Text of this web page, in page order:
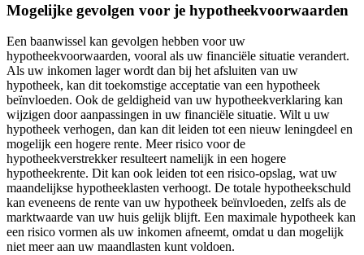
Mogelijke gevolgen voor je hypotheekvoorwaarden
Een baanwissel kan gevolgen hebben voor uw
hypotheekvoorwaarden, vooral als uw financiële situatie verandert.
Als uw inkomen lager wordt dan bij het afsluiten van uw
hypotheek, kan dit toekomstige acceptatie van een hypotheek
beïnvloeden. Ook de geldigheid van uw hypotheekverklaring kan
wijzigen door aanpassingen in uw financiële situatie. Wilt u uw
hypotheek verhogen, dan kan dit leiden tot een nieuw leningdeel en
mogelijk een hogere rente. Meer risico voor de
hypotheekverstrekker resulteert namelijk in een hogere
hypotheekrente. Dit kan ook leiden tot een risico-opslag, wat uw
maandelijkse hypotheeklasten verhoogt. De totale hypotheekschuld
kan eveneens de rente van uw hypotheek beïnvloeden, zelfs als de
marktwaarde van uw huis gelijk blijft. Een maximale hypotheek kan
een risico vormen als uw inkomen afneemt, omdat u dan mogelijk
niet meer aan uw maandlasten kunt voldoen.